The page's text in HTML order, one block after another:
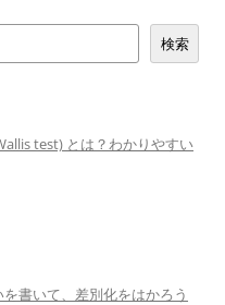
検索
test) とは？わかりやすい
書いて、差別化をはかろう